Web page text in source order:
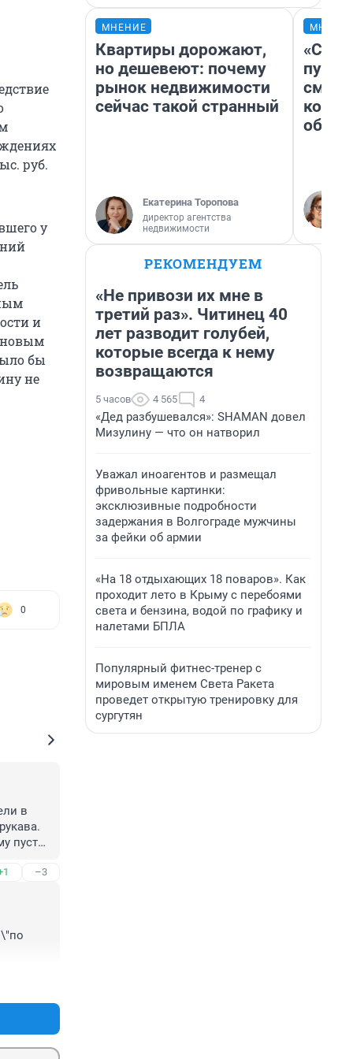
руб.
у
и
бы
не
0
в
пусть
–3
МНЕНИЕ
Квартиры дорожают,
но дешевеют: почему
рынок недвижимости
сейчас такой странный
Екатерина Торопова
директор агентства
недвижимости
РЕКОМЕНДУЕМ
«Не привози их мне в
третий раз». Читинец 40
лет разводит голубей,
которые всегда к нему
возвращаются
5 часов 4 565 4
«Дед разбушевался»: SHAMAN довел
Мизулину — что он натворил
Уважал иноагентов и размещал
фривольные картинки:
эксклюзивные подробности
задержания в Волгограде мужчины
за фейки об армии
«На 18 отдыхающих 18 поваров». Как
проходит лето в Крыму с перебоями
света и бензина, водой по графику и
налетами БПЛА
Популярный фитнес-тренер с
мировым именем Света Ракета
проведет открытую тренировку для
сургутян